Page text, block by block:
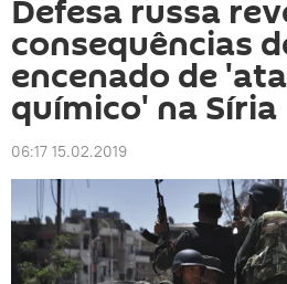
Defesa russa
consequências
encenado de
químico' na Síria
06:17 15.02.2019